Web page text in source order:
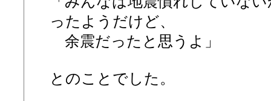
ったようだけど、
余震だったと思うよ」
とのことでした。